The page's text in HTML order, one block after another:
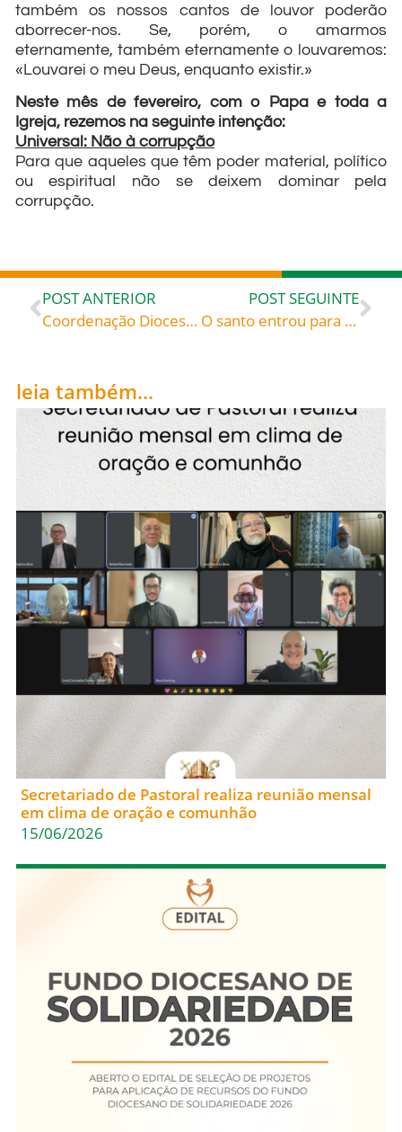
também os nossos cantos de louvor poderão
aborrecer-nos. Se, porém, o amarmos
eternamente, também eternamente o louvaremos:
«Louvarei o meu Deus, enquanto existir.»
Neste mês de fevereiro, com o Papa e toda a
Igreja, rezemos na seguinte intenção:
Universal: Não à corrupção
Para que aqueles que têm poder material, político
ou espiritual não se deixem dominar pela
corrupção.
POST ANTERIOR
Coordenação Diocesana de Pastoral se reúne
POST SEGUINTE
O santo entrou para a Congregação dos Lassalistas depois de conhecer a vida religiosa e, ali, foi dando frutos para o Reino de Deus. Dotado de muitos dons para lecionar e escrever, pertenceu à Academia de Letras do Equador. Prestou um grande serviço em Quito, no colégio de La Salle coordenando 1200 crianças. Em tudo buscou a vontade de Deus.: São Miguel Febres – Padroeiro dos pedagogos, celebrado hoje, 09, roga por todos nós!
leia também...
Secretariado de Pastoral realiza reunião mensal
em clima de oração e comunhão
15/06/2026